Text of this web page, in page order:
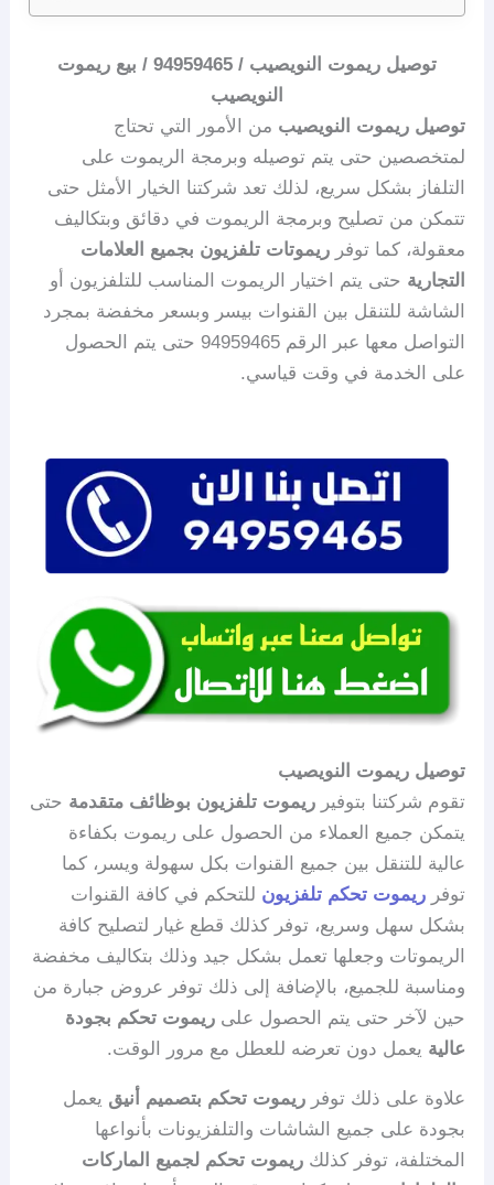
توصيل ريموت النويصيب / 94959465 / بيع ريموت
النويصيب
توصيل ريموت النويصيب من الأمور التي تحتاج
لمتخصصين حتى يتم توصيله وبرمجة الريموت على
التلفاز بشكل سريع، لذلك تعد شركتنا الخيار الأمثل حتى
تتمكن من تصليح وبرمجة الريموت في دقائق وبتكاليف
معقولة، كما توفرريموتات تلفزيون بجميع العلامات
التجارية حتى يتم اختيار الريموت المناسب للتلفزيون أو
الشاشة للتنقل بين القنوات بيسر وبسعر مخفضة بمجرد
التواصل معها عبر الرقم 94959465 حتى يتم الحصول
على الخدمة في وقت قياسي.
توصيل ريموت النويصيب
تقوم شركتنا بتوفيرريموت تلفزيون بوظائف متقدمة حتى
يتمكن جميع العملاء من الحصول على ريموت بكفاءة
عالية للتنقل بين جميع القنوات بكل سهولة ويسر، كما
توفرريموت تحكم تلفزيون للتحكم في كافة القنوات
بشكل سهل وسريع، توفر كذلك قطع غيار لتصليح كافة
الريموتات وجعلها تعمل بشكل جيد وذلك بتكاليف مخفضة
ومناسبة للجميع، بالإضافة إلى ذلك توفر عروض جبارة من
حين لآخر حتى يتم الحصول علىريموت تحكم بجودة
عالية يعمل دون تعرضه للعطل مع مرور الوقت.
علاوة على ذلك توفرريموت تحكم بتصميم أنيق يعمل
بجودة على جميع الشاشات والتلفزيونات بأنواعها
المختلفة، توفر كذلكريموت تحكم لجميع الماركات